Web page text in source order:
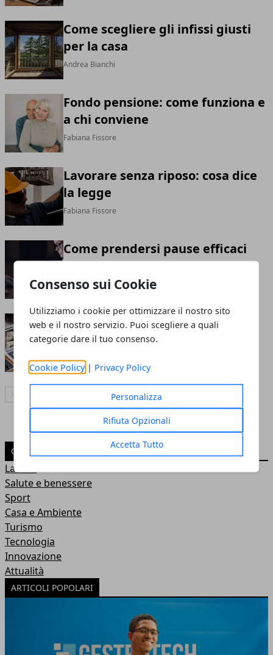
Consenso sui Cookie
Utilizziamo i cookie per ottimizzare il nostro sito
web e il nostro servizio. Puoi scegliere a quali
categorie dare il tuo consenso.
Cookie Policy | Privacy Policy
Personalizza
Rifiuta Opzionali
Accetta Tutto
Come scegliere gli infissi giusti
per la casa
Andrea Bianchi
Fondo pensione: come funziona e
a chi conviene
Fabiana Fissore
Lavorare senza riposo: cosa dice
la legge
Fabiana Fissore
Come prendersi pause efficaci
durante la giornata lavorativa
Andrea Bianchi
Come organizzare il lavoro in
smart working senza stress
Articolo Successivo
CATEGORIE
Lavoro
Salute e benessere
Sport
Casa e Ambiente
Turismo
Tecnologia
Innovazione
Attualità
ARTICOLI POPOLARI